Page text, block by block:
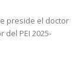
preside el doctor
PEI 2025-